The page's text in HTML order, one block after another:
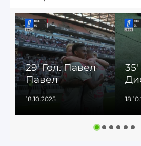
29' Гол. Павел
Павел
18.10.2025